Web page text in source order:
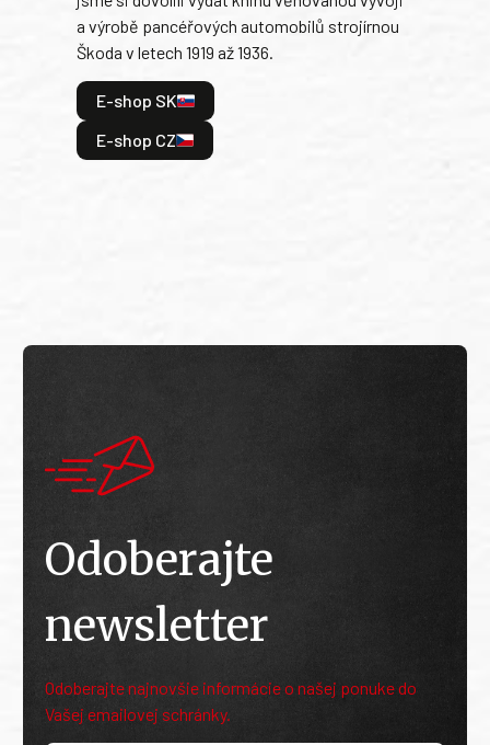
a výrobě pancéřových automobilů strojírnou
Škoda v letech 1919 až 1936.
E-shop SK
E-shop CZ
Odoberajte
newsletter
Odoberajte najnovšie informácie o našej ponuke do
Vašej emailovej schránky.